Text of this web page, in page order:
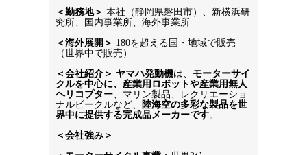
＜勤務地＞ 本社（静岡県磐田市）、新横浜研
究所、国内事業所、海外事業所
＜海外展開＞ 180を超える国・地域で販売
（世界中で販売）
＜会社紹介＞ ヤマハ発動機は、 モーターサイ
クルを中心に、産業用ロボットや産業用無人
ヘリコプター、マリン製品、レクリエーショ
ナルビークルなど、
陸海空の多彩な製品を世
界中に提供する完成品メーカーです。
＜会社強み＞